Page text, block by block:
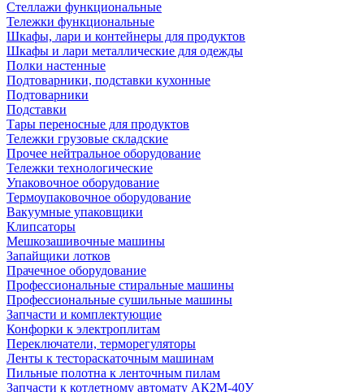
Стеллажи функциональные
Тележки функциональные
Шкафы, лари и контейнеры для продуктов
Шкафы и лари металлические для одежды
Полки настенные
Подтоварники, подставки кухонные
Подтоварники
Подставки
Тары переносные для продуктов
Тележки грузовые складские
Прочее нейтральное оборудование
Тележки технологические
Упаковочное оборудование
Термоупаковочное оборудование
Вакуумные упаковщики
Клипсаторы
Мешкозашивочные машины
Запайщики лотков
Прачечное оборудование
Профессиональные стиральные машины
Профессиональные сушильные машины
Запчасти и комплектующие
Конфорки к электроплитам
Переключатели, терморегуляторы
Ленты к тестораскаточным машинам
Пильные полотна к ленточным пилам
Запчасти к котлетному автомату АК2М-40У